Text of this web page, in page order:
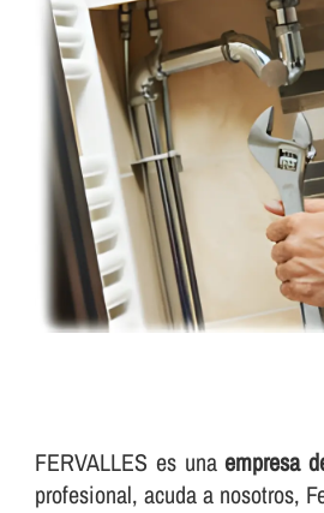
FERVALLES es unaempresa
profesional, acuda a nosotros,